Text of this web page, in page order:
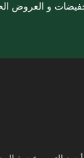
و العروض